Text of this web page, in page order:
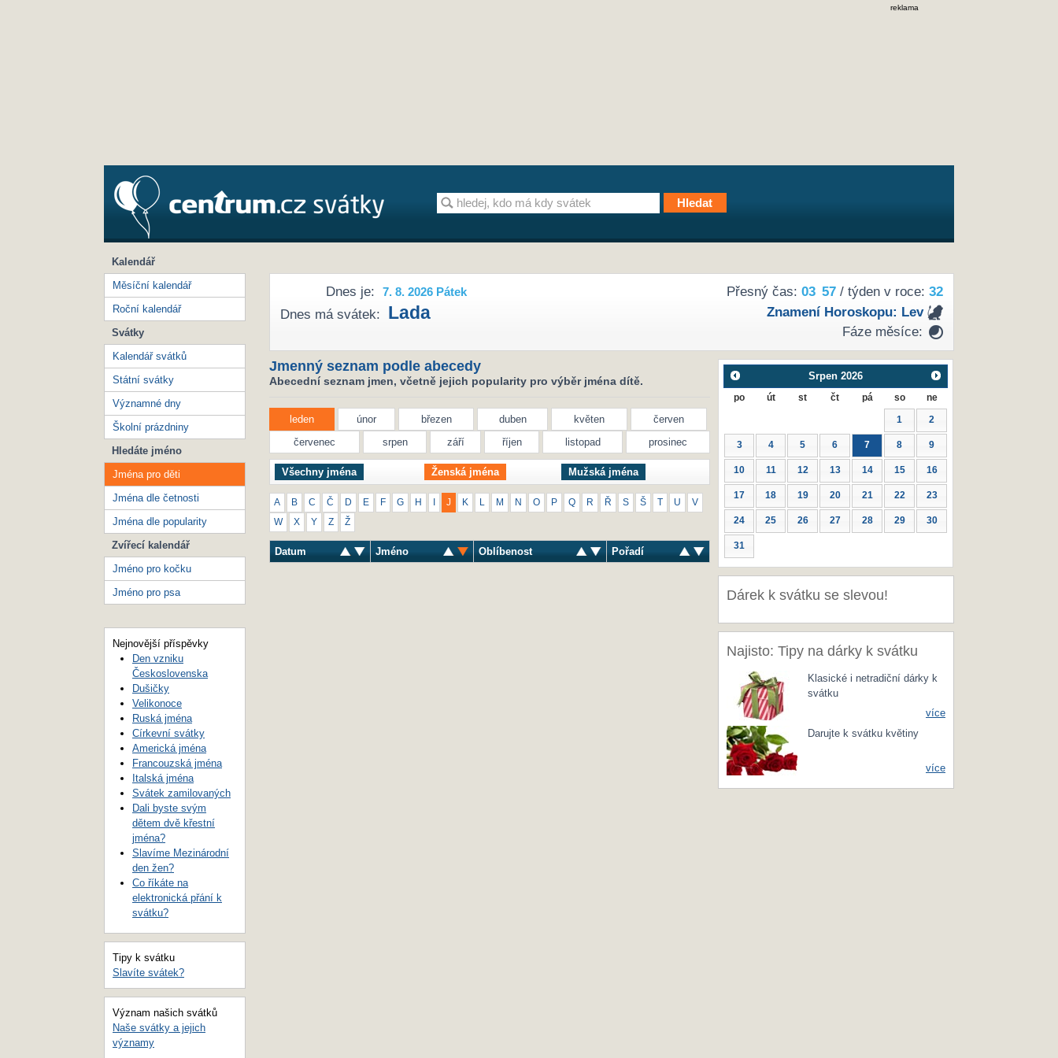
reklama
Přesný čas: 03 57/ týden v roce: 32
Znamení Horoskopu: Lev
Fáze měsíce:
Dnes je: 7. 8. 2026 Pátek
Dnes má svátek: Lada
Jmenný seznam podle abecedy
Abecední seznam jmen, včetně jejich popularity pro výběr jména dítě.
leden únor březen duben květen
červen
červenec
srpen září říjen listopad prosinec
Všechny jména Ženská jména Mužská jména
A B C Č D E F G H J K M N O P Q R Ř S Š U V
W X Y Z Ž
Datum Jméno Oblíbenost Pořadí
Srpen 2026
po út st čt pá so ne
1 2
3 4 5 6 7 8 9
10 11 12 13 14 15 16
17 18 19 20 21 22 23
24 25 26 27 28 29 30
31
Dárek k svátku se slevou!
Najisto: Tipy na dárky k svátku
Klasické i netradiční dárky k
svátku
více
Darujte k svátku květiny
více
Kalendář
Měsíční kalendář
Roční kalendář
Svátky
Kalendář svátků
Státní svátky
Významné dny
Školní prázdniny
Hledáte jméno
Jména pro děti
Jména dle četnosti
Jména dle popularity
Zvířecí kalendář
Jméno pro kočku
Jméno pro psa
Nejnovější příspěvky
Den vzniku
Československa
Dušičky
Velikonoce
Ruská jména
Církevní svátky
Americká jména
Francouzská jména
Italská jména
Svátek zamilovaných
Dali byste svým
dětem dvě křestní
jména?
Slavíme Mezinárodní
den žen?
Co říkáte na
elektronická přání k
svátku?
Tipy k svátku
Slavíte svátek?
Význam našich svátků
Naše svátky a jejich
významy